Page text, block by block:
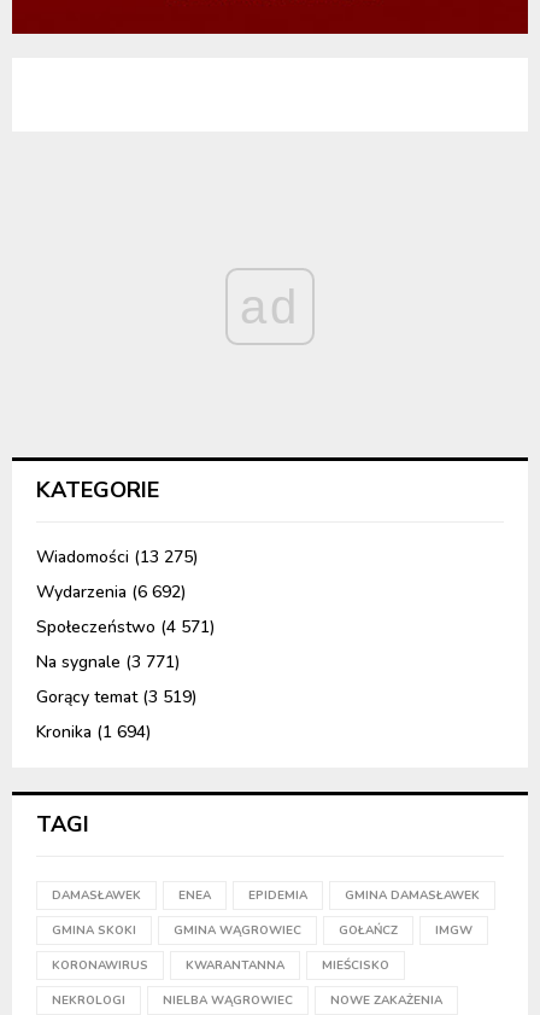
ad
KATEGORIE
Wiadomości (13 275)
Wydarzenia (6 692)
Społeczeństwo (4 571)
Na sygnale (3 771)
Gorący temat(3 519)
Kronika (1 694)
TAGI
DAMASŁAWEK ENEA EPIDEMIA GMINA DAMASŁAWEK
GMINA SKOKI GMINA WĄGROWIEC GOŁAŃCZ IMGW
KORONAWIRUS KWARANTANNA MIEŚCISKO
NEKROLOGI NIELBA WĄGROWIEC NOWE ZAKAŻENIA